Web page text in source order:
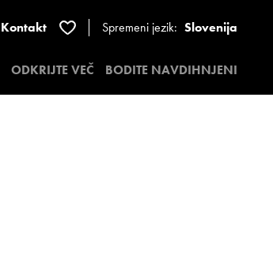
Kontakt Spremeni jezik: Slovenija
ODKRIJTE VEČ BODITE NAVDIHNJENI